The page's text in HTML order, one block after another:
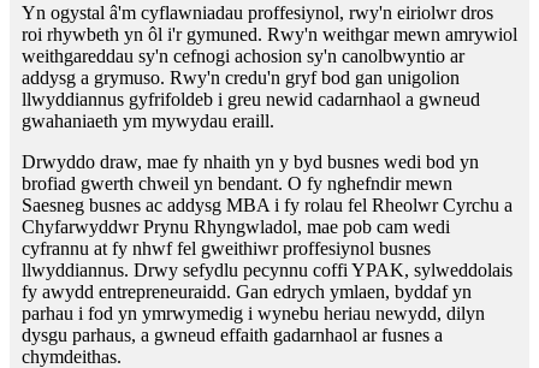
Yn ogystal â'm cyflawniadau proffesiynol, rwy'n eiriolwr dros
roi rhywbeth yn ôl i'r gymuned. Rwy'n weithgar mewn amrywiol
weithgareddau sy'n cefnogi achosion sy'n canolbwyntio ar
addysg a grymuso. Rwy'n credu'n gryf bod gan unigolion
llwyddiannus gyfrifoldeb i greu newid cadarnhaol a gwneud
gwahaniaeth ym mywydau eraill.
Drwyddo draw, mae fy nhaith yn y byd busnes wedi bod yn
brofiad gwerth chweil yn bendant. O fy nghefndir mewn
Saesneg busnes ac addysg MBA i fy rolau fel Rheolwr Cyrchu a
Chyfarwyddwr Prynu Rhyngwladol, mae pob cam wedi
cyfrannu at fy nhwf fel gweithiwr proffesiynol busnes
llwyddiannus. Drwy sefydlu pecynnu coffi YPAK, sylweddolais
fy awydd entrepreneuraidd. Gan edrych ymlaen, byddaf yn
parhau i fod yn ymrwymedig i wynebu heriau newydd, dilyn
dysgu parhaus, a gwneud effaith gadarnhaol ar fusnes a
chymdeithas.